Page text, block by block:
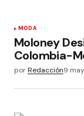
MODA
Moloney
Colombia-
porRedacción9